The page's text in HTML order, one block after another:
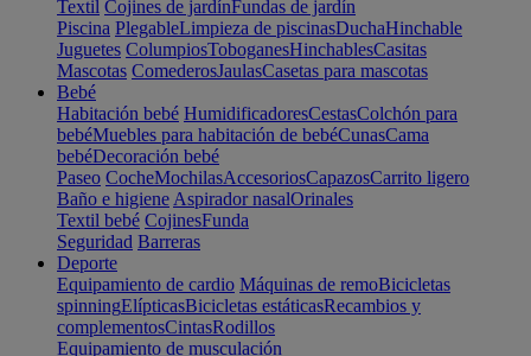
Textil Cojines de jardínFundas de jardín
Piscina PlegableLimpieza de piscinasDuchaHinchable
Juguetes ColumpiosToboganesHinchablesCasitas
Mascotas ComederosJaulasCasetas para mascotas
Bebé
Habitación bebé HumidificadoresCestasColchón para
bebéMuebles para habitación de bebéCunasCama
bebéDecoración bebé
Paseo CocheMochilasAccesoriosCapazosCarrito ligero
Baño e higiene Aspirador nasalOrinales
Textil bebé CojinesFunda
Seguridad Barreras
Deporte
Equipamiento de cardio Máquinas de remoBicicletas
spinningElípticasBicicletas estáticasRecambios y
complementosCintasRodillos
Equipamiento de musculación